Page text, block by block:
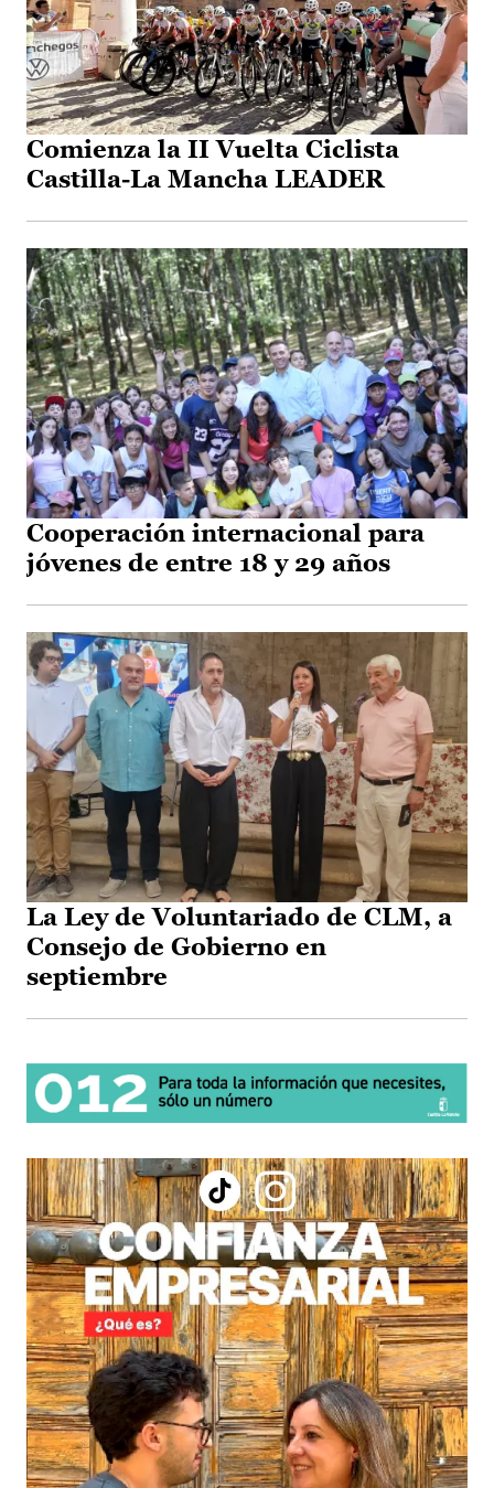
Comienza la II Vuelta Ciclista
Castilla-La Mancha LEADER
Cooperación internacional para
jóvenes de entre 18 y 29 años
La Ley de Voluntariado de CLM, a
Consejo de Gobierno en
septiembre